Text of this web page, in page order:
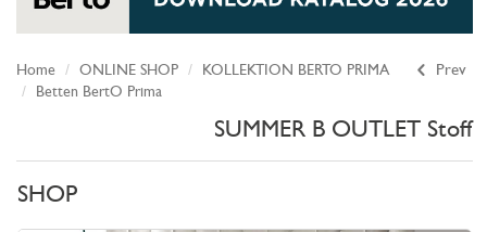
Prev
Home ONLINE SHOP
KOLLEKTION BERTO PRIMA
Betten BertO Prima
SUMMER B OUTLET Stoff
SHOP